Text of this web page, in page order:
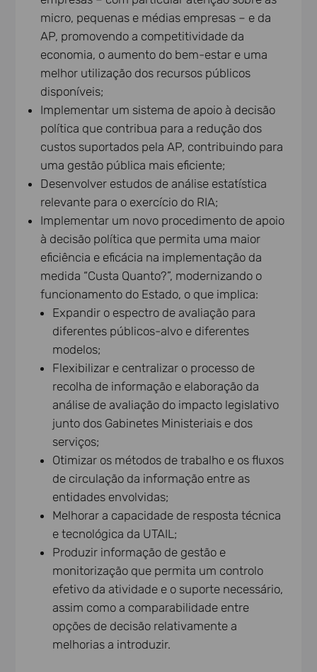
micro, pequenas e médias empresas – e da
AP, promovendo a competitividade da
economia, o aumento do bem-estar e uma
melhor utilização dos recursos públicos
disponíveis;
Implementar um sistema de apoio à decisão
política que contribua para a redução dos
custos suportados pela AP, contribuindo para
uma gestão pública mais eficiente;
Desenvolver estudos de análise estatística
relevante para o exercício do RIA;
Implementar um novo procedimento de apoio
à decisão política que permita uma maior
eficiência e eficácia na implementação da
medida “Custa Quanto?”, modernizando o
funcionamento do Estado, o que implica:
Expandir o espectro de avaliação para
diferentes públicos-alvo e diferentes
modelos;
Flexibilizar e centralizar o processo de
recolha de informação e elaboração da
análise de avaliação do impacto legislativo
junto dos Gabinetes Ministeriais e dos
serviços;
Otimizar os métodos de trabalho e os fluxos
de circulação da informação entre as
entidades envolvidas;
Melhorar a capacidade de resposta técnica
e tecnológica da UTAIL;
Produzir informação de gestão e
monitorização que permita um controlo
efetivo da atividade e o suporte necessário,
assim como a comparabilidade entre
opções de decisão relativamente a
melhorias a introduzir.